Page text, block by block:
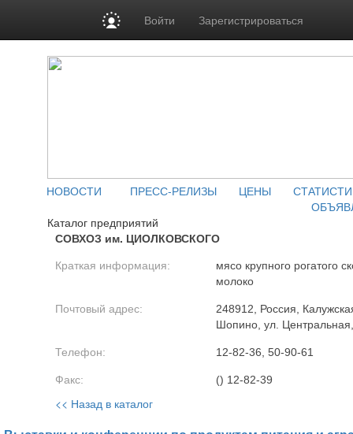
Войти Зарегистрироваться
НОВОСТИ ПРЕСС-РЕЛИЗЫ ЦЕНЫ
Каталог предприятий
СОВХОЗ им. ЦИОЛКОВСКОГО
Краткая информация:
мясо крупного рогатого
молоко
Почтовый адрес:
248912, Россия,
Шопино, ул.
Телефон: 12-82-36, 50-90-61
Факс: () 12-82-39
<< Назад в каталог